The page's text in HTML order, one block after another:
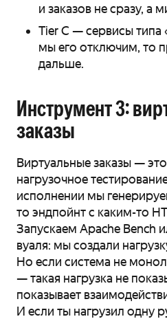
и заказов не сразу, а
Tier C — сервисы
мы его отключим, то
дальше.
Инструмент 3:
заказы
Виртуальные заказы —
нагрузочное
исполнении мы
то эндпойнт с каким-то
Запускаем Apache Bench
вуаля: мы создали
Но если система не
— такая нагрузка не
показывает
И если ты нагрузил одну